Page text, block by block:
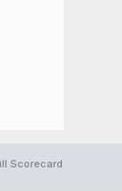
Scorecard